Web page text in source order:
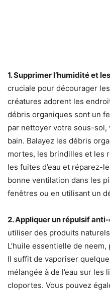
1. Supprimer l’humidité et
cruciale pour décourager
créatures adorent les
débris organiques sont un
par nettoyer votre sous-sol,
bain. Balayez les débris
mortes, les brindilles et les
les fuites d’eau et réparez-
bonne ventilation dans les
fenêtres ou en utilisant un
2. Appliquer un répulsif
utiliser des produits
L’huile essentielle de
Il suffit de vaporiser
mélangée à de l’eau sur les
cloportes. Vous pouvez